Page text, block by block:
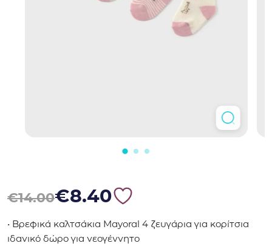
€14.00
Original price was: €14.00.
€8.40
Η τρέχουσα τιμή είναι: €8.40.
• Βρεφικά καλτσάκια Mayoral 4 ζευγάρια για κορίτσια
ιδανικό δώρο για νεογέννητο